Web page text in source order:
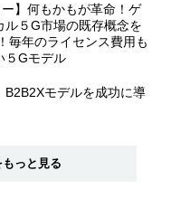
】何もかもが革命！ゲ
５G市場の既存概念を
毎年のライセンス費用も
Gモデル
モデルを成功に導
っと見る